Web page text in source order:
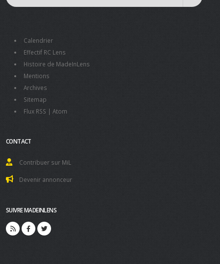
Calendrier
Effectif RC Lens
Histoire de MadeInLens
Mentions
Archives
Sitemap
Flux RSS | Atom
CONTACT
Contribuer sur MiL
Devenir annonceur
SUIVRE MADEINLENS